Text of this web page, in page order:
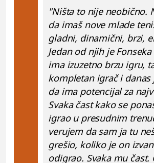
"Ništa to nije neobično.
da imaš nove mlade
gladni, dinamični, brzi,
Jedan od njih je
ima izuzetno brzu igru,
kompletan igrač i danas
da ima potencijal za
Svaka čast kako se
igrao u presudnim
verujem da sam ja tu
grešio, koliko je on
odigrao. Svaka mu čast.